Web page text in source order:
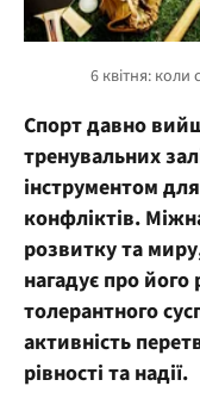
Спорт давно
тренувальних
інструментом
конфліктів.
розвитку та
нагадує про
толерантного
активність
рівності та надії.